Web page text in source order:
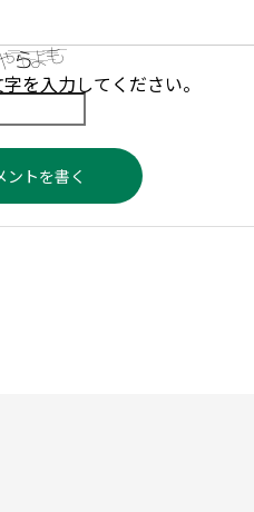
を入力してください。